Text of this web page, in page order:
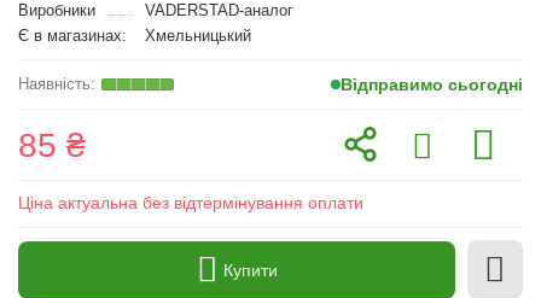
Виробники
VADERSTAD-аналог
Є в магазинах:
Хмельницький
Відправимо сьогодні
85 ₴
Ціна актуальна без відтермінування оплати
Купити